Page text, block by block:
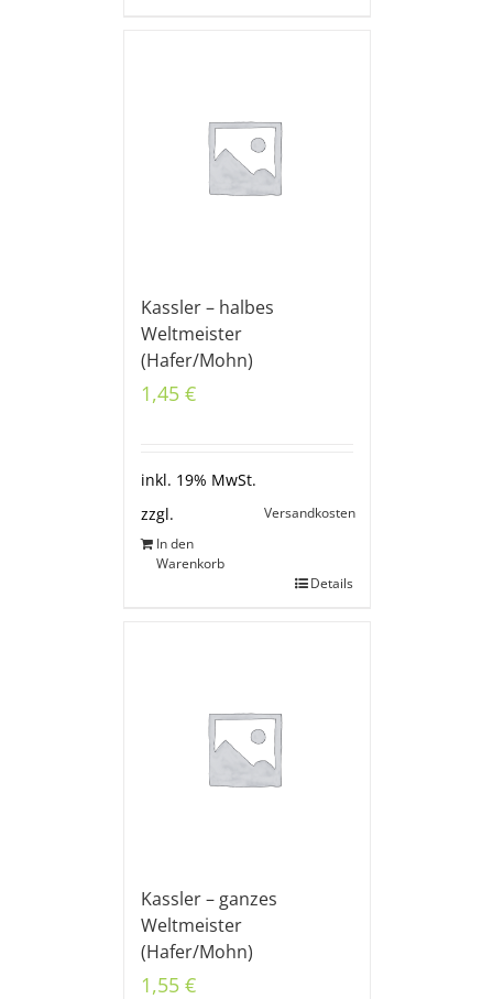
Kassler – halbes
Weltmeister
(Hafer/Mohn)
1,45 €
inkl. 19% MwSt.
zzgl.
Versandkosten
In den
Warenkorb
Details
Kassler – ganzes
Weltmeister
(Hafer/Mohn)
1,55 €